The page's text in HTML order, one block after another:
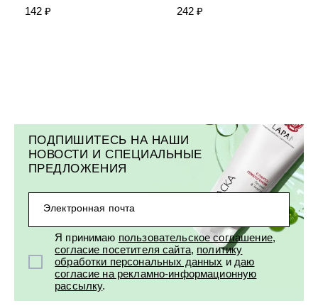
142 ₽ 242 ₽
ПОДПИШИТЕСЬ НА НАШИ
НОВОСТИ И СПЕЦИАЛЬНЫЕ
ПРЕДЛОЖЕНИЯ
Электронная почта
Я принимаю пользовательское соглашение,
согласие посетителя сайта, политику
обработки персональных данных и даю
согласие на рекламно-информационную
рассылку.